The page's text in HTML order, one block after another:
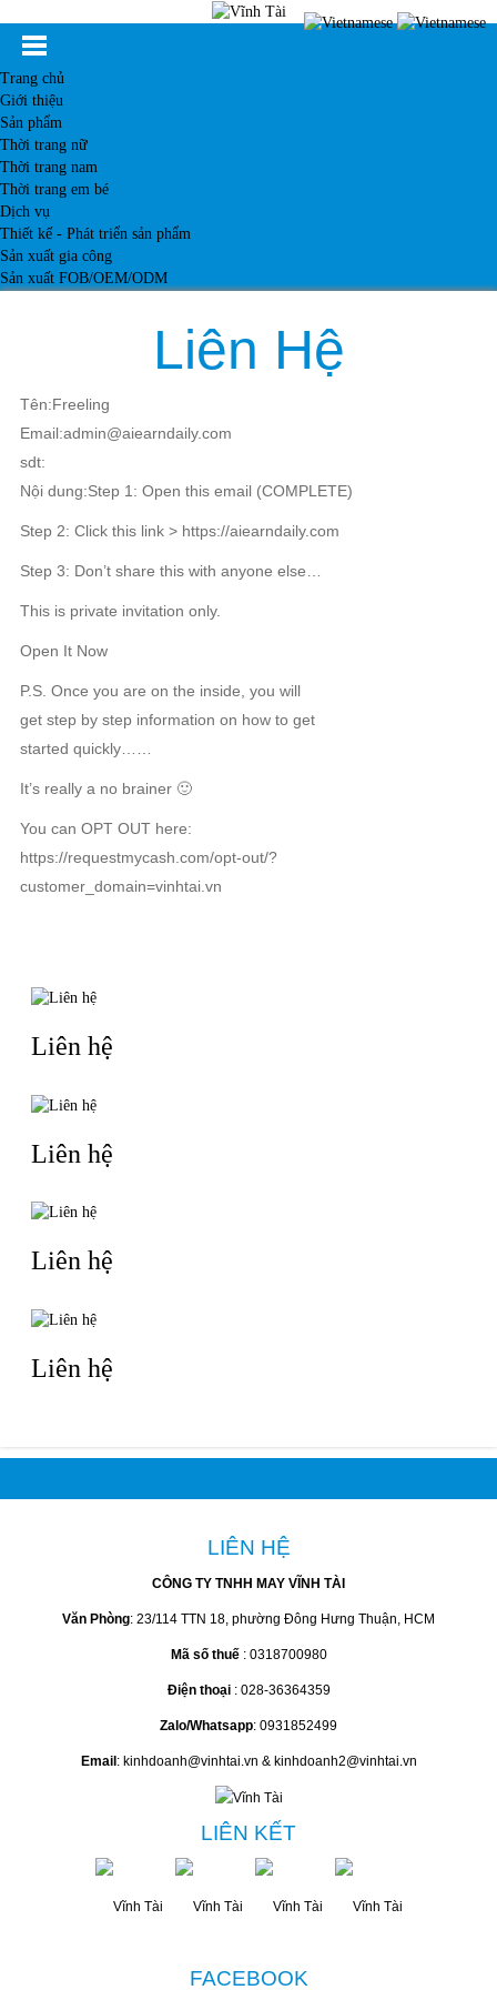
Trang chủ
Giới thiệu
Sản phẩm
Thời trang nữ
Thời trang nam
Thời trang em bé
Dịch vụ
Thiết kế - Phát triển sản phẩm
Sản xuất gia công
Sản xuất FOB/OEM/ODM
Liên Hệ
Tên:Freeling
Email:admin@aiearndaily.com
sdt:
Nội dung:Step 1: Open this email (COMPLETE)
Step 2: Click this link > https://aiearndaily.com
Step 3: Don’t share this with anyone else…
This is private invitation only.
Open It Now
P.S. Once you are on the inside, you will
get step by step information on how to get
started quickly……
It’s really a no brainer 🙂
You can OPT OUT here:
https://requestmycash.com/opt-out/?
customer_domain=vinhtai.vn
Liên hệ
Liên hệ
Liên hệ
Liên hệ
LIÊN HỆ
CÔNG TY TNHH MAY VĨNH TÀI
Văn Phòng: 23/114 TTN 18, phường Đông Hưng Thuận, HCM
Mã số thuế : 0318700980
Điện thoại : 028-36364359
Zalo/Whatsapp: 0931852499
Email : kinhdoanh@vinhtai.vn & kinhdoanh2@vinhtai.vn
LIÊN KẾT
FACEBOOK